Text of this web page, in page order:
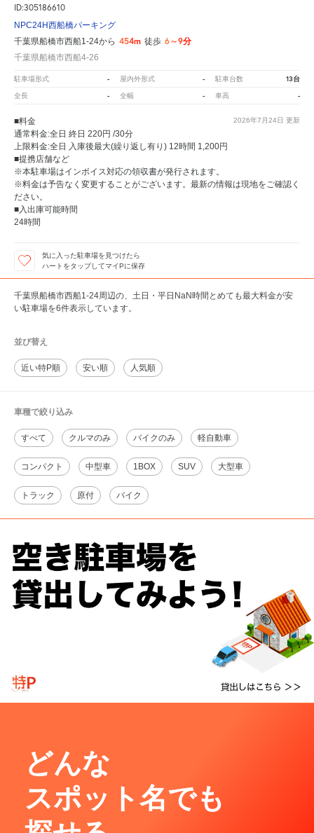
ID:305186610
NPC24H西船橋パーキング
千葉県船橋市西船1-24から 454m 徒歩 6～9分
千葉県船橋市西船4-26
駐車場形式 - 屋内外形式 - 駐車台数 13台
全長 - 全幅 - 車高 -
2026年7月24日 更新
■料金
通常料金:全日 終日 220円 /30分
上限料金:全日 入庫後最大(繰り返し有り) 12時間 1,200円
■提携店舗など
※本駐車場はインボイス対応の領収書が発行されます。
※料金は予告なく変更することがございます。最新の情報は現地をご確認く
ださい。
■入出庫可能時間
24時間
気に入った駐車場を見つけたら
ハートをタップしてマイPに保存
千葉県船橋市西船1-24周辺の、土日・平日NaN時間とめても最大料金が安
い駐車場を6件表示しています。
並び替え
近い特P順 安い順 人気順
車種で絞り込み
すべて クルマのみ バイクのみ 軽自動車
コンパクト 中型車 1BOX SUV 大型車
トラック 原付 バイク
どんな
スポット名でも